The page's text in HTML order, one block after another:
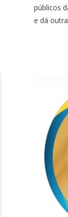
públicos
e dá